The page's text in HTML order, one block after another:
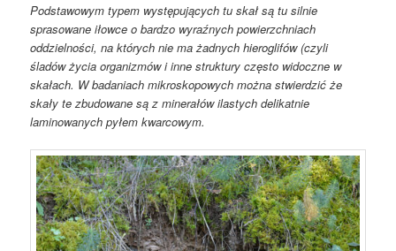
Podstawowym typem występujących tu skał są tu silnie
sprasowane iłowce o bardzo wyraźnych powierzchniach
oddzielności, na których nie ma żadnych hieroglifów (czyli
śladów życia organizmów i inne struktury często widoczne w
skałach. W badaniach mikroskopowych można stwierdzić że
skały te zbudowane są z minerałów ilastych delikatnie
laminowanych pyłem kwarcowym.